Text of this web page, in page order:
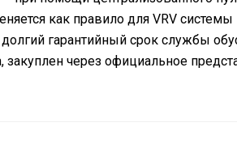
как правило для VRV системы
долгий гарантийный срок службы
закуплен через официальное